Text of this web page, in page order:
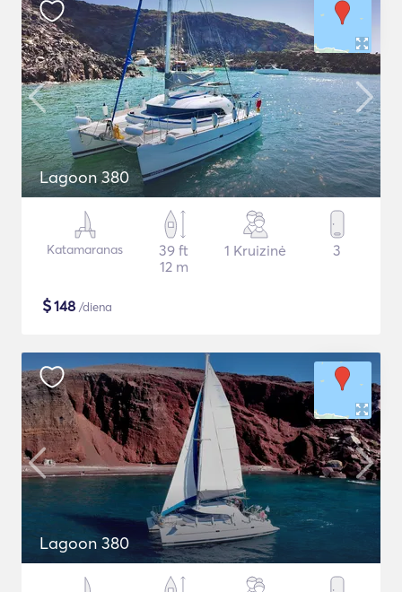
Lagoon 380
Katamaranas
39 ft
12 m
1 Kruizinė 3
$148 /diena
Lagoon 380